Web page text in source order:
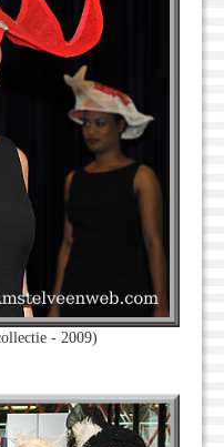
- 2009)